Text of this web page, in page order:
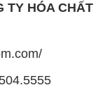
TY HÓA CHẤT